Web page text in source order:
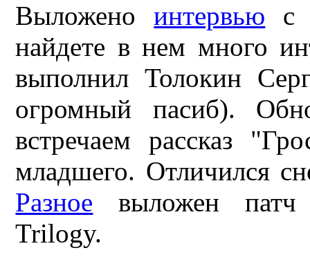
Выложеноинтервью с
найдете в нем много
выполнил Толокин
огромный пасиб).
встречаем рассказ
младшего. Отличился
Разное выложен патч
Trilogy.